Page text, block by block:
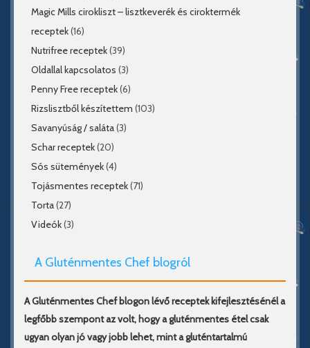
Magic Mills cirokliszt – lisztkeverék és ciroktermék
receptek(16)
Nutrifree receptek(39)
Oldallal kapcsolatos (3)
Penny Free receptek(6)
Rizslisztből készítettem (103)
Savanyúság / saláta(3)
Schar receptek(20)
Sós sütemények(4)
Tojásmentes receptek(71)
Torta(27)
Videók(3)
A Gluténmentes Chef blogról
A Gluténmentes Chef blogon lévő receptek kifejlesztésénél a
legfőbb szempont az volt, hogy a gluténmentes étel csak
ugyan olyan jó vagy jobb lehet, mint a gluténtartalmú